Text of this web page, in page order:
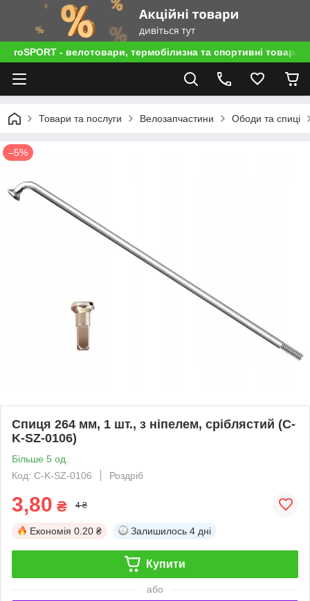
roSPORT - велотовари, термобілизна та спортивні товари
Товари та послуги Велозапчастини Ободи та спиці
–5%
Спиця 264 мм, 1 шт., з ніпелем, сріблястий (C-
K-SZ-0106)
Більше 5 од.
Код: C-K-SZ-0106
Роздріб
3,80 ₴ 4 ₴
Економія 0.20 ₴ Залишилось 4 дні
Купити
або